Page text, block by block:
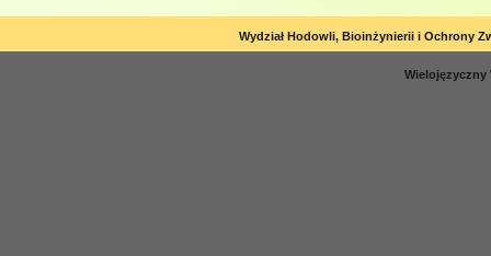
Wydział Hodowli, Bioinżynierii i Ochrony
Wielojęzyczny